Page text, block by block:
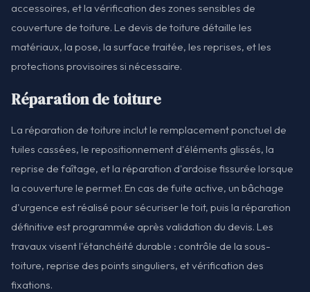
accessoires, et la vérification des zones sensibles de
couverture de toiture. Le devis de toiture détaille les
matériaux, la pose, la surface traitée, les reprises, et les
protections provisoires si nécessaire.
Réparation de toiture
La réparation de toiture inclut le remplacement ponctuel de
tuiles cassées, le repositionnement d'éléments glissés, la
reprise de faîtage, et la réparation d'ardoise fissurée lorsque
la couverture le permet. En cas de fuite active, un bâchage
d'urgence est réalisé pour sécuriser le toit, puis la réparation
définitive est programmée après validation du devis. Les
travaux visent l'étanchéité durable : contrôle de la sous-
toiture, reprise des points singuliers, et vérification des
fixations.